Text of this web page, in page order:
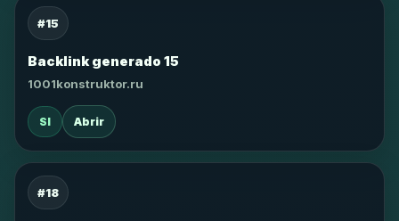
#15
Backlink generado 15
1001konstruktor.ru
SI Abrir
#18